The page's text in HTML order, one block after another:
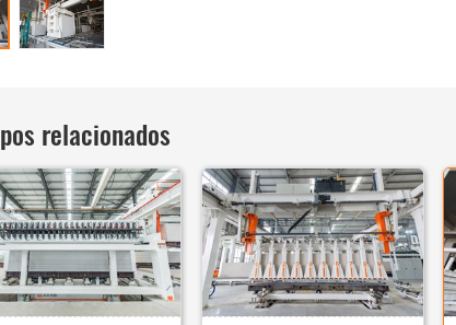
relacionados